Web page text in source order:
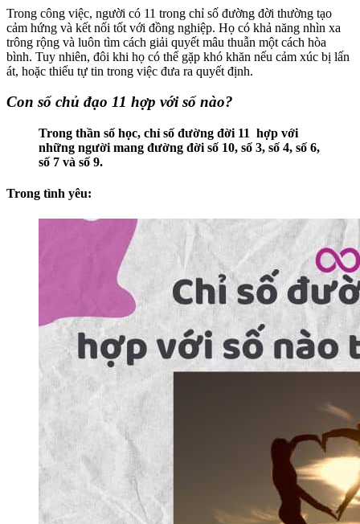
Trong công việc, người có 11 trong chỉ số đường đời thường tạo
cảm hứng và kết nối tốt với đồng nghiệp. Họ có khả năng nhìn xa
trông rộng và luôn tìm cách giải quyết mâu thuẫn một cách hòa
bình. Tuy nhiên, đôi khi họ có thể gặp khó khăn nếu cảm xúc bị lấn
át, hoặc thiếu tự tin trong việc đưa ra quyết định.
Con số chủ đạo 11 hợp với số nào?
Trong thần số học, chỉ số đường đời 11 hợp với
những người mang đường đời số 10, số 3, số 4, số 6,
số 7 và số 9.
Trong tình yêu: